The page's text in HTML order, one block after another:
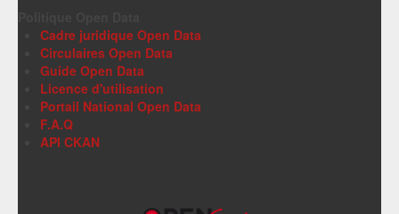
Cadre juridique Open Data
Circulaires Open Data
Guide Open Data
Licence d'utilisation
Portail National Open Data
F.A.Q
API CKAN